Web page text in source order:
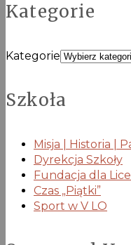
Kategorie
Kategorie
Szkoła
Misja | Historia |
Dyrekcja Szkoły
Fundacja dla
Czas „Piątki”
Sport w V LO